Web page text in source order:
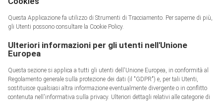
Questa Applicazione fa utilizzo di Strumenti di Tracciamento. Per saperne di più,
gli Utenti possono consultare la Cookie Policy.
Ulteriori informazioni per gli utenti nell'Unione
Europea
Questa sezione si applica a tutti gli utenti dell'Unione Europea, in conformità al
Regolamento generale sulla protezione dei dati (il "GDPR") e, per tali Utenti,
sostituisce qualsiasi altra informazione eventualmente divergente o in conflitto
contenuta nell'informativa sulla privacy. Ulteriori dettagli relativi alle categorie di